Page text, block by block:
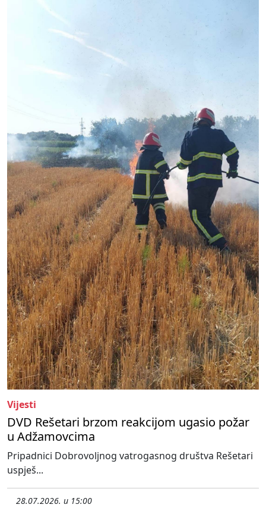
Vijesti
DVD Rešetari brzom reakcijom ugasio požar
u Adžamovcima
Pripadnici Dobrovoljnog vatrogasnog društva Rešetari
uspješ...
28.07.2026. u 15:00